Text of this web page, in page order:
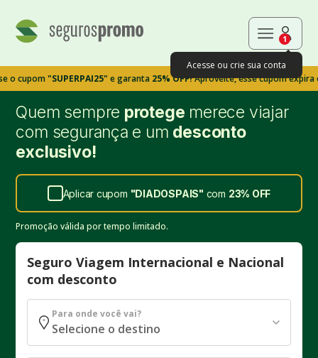
1
Acesse ou crie sua conta
"SUPERPAI25"e garanta25% OFF!Aproveite, esse cupom expira em
Quem sempre protege merece viajar
com segurança e um desconto
exclusivo!
Aplicar cupom "DIADOSPAIS" com 23% OFF
Promoção válida por tempo limitado.
Seguro Viagem Internacional e Nacional
com desconto
Para onde você vai?